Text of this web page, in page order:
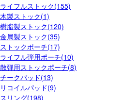
ライフルストック(155)
木製ストック(1)
樹脂製ストック(120)
金属製ストック(35)
ストックポーチ(17)
ライフル弾用ポーチ(10)
散弾用ストックポーチ(8)
チークパッド(13)
リコイルパッド(9)
スリング(198)